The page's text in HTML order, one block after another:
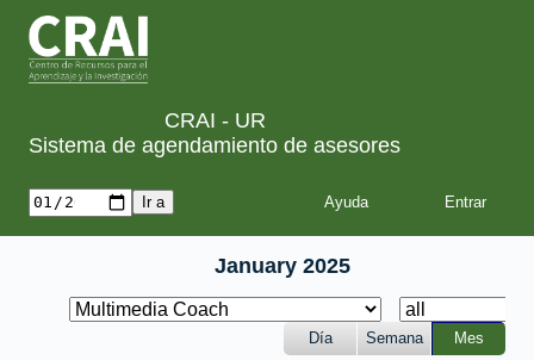
CRAI - UR
Sistema de agendamiento de asesores
Ayuda
January 2025
Día Semana Mes